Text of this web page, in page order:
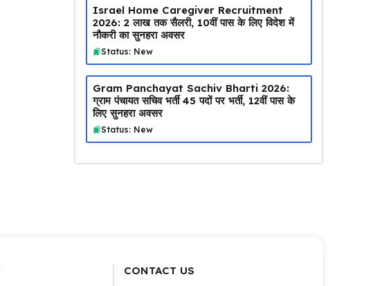
Israel Home Caregiver Recruitment
2026: ₹2 लाख तक सैलरी, 10वीं पास के लिए विदेश में
नौकरी का सुनहरा अवसर
Status: New
Gram Panchayat Sachiv Bharti 2026:
ग्राम पंचायत सचिव भर्ती 45 पदों पर भर्ती, 12वीं पास के
लिए सुनहरा अवसर
Status: New
CONTACT US